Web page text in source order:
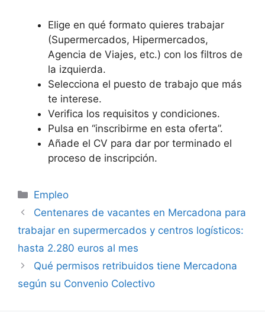
Elige en qué formato quieres trabajar
(Supermercados, Hipermercados,
Agencia de Viajes, etc.) con los filtros de
la izquierda.
Selecciona el puesto de trabajo que más
te interese.
Verifica los requisitos y condiciones.
Pulsa en “inscribirme en esta oferta”.
Añade el CV para dar por terminado el
proceso de inscripción.
Categorías
Empleo
Centenares de vacantes en Mercadona para
trabajar en supermercados y centros logísticos:
hasta 2.280 euros al mes
Qué permisos retribuidos tiene Mercadona
según su Convenio Colectivo